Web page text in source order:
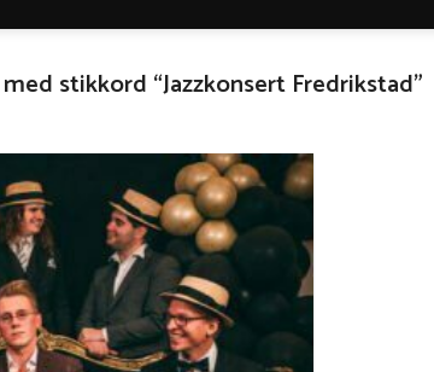
stikkord “Jazzkonsert Fredrikstad”